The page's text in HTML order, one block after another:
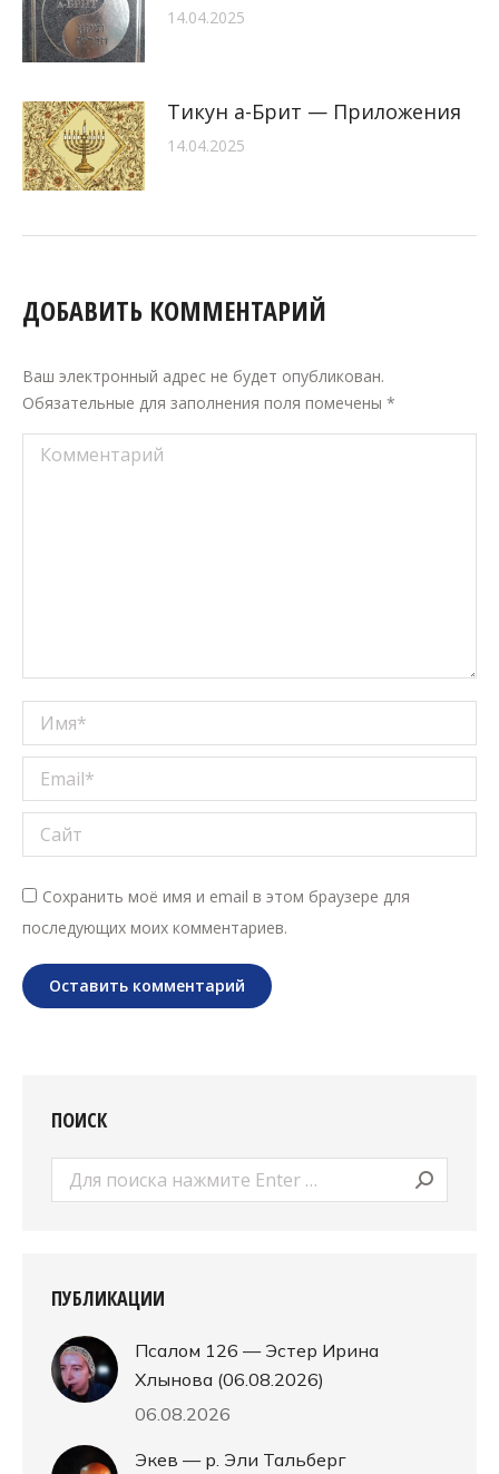
14.04.2025
Тикун а-Брит — Приложения
14.04.2025
ДОБАВИТЬ КОММЕНТАРИЙ
Ваш электронный адрес не будет опубликован.
Обязательные для заполнения поля помечены *
Комментарий
Имя *
Email *
Сайт
Сохранить моё имя и email в этом браузере для
последующих моих комментариев.
Оставить комментарий
ПОИСК
Поиск:
ПУБЛИКАЦИИ
Псалом 126 — Эстер Ирина
Хлынова (06.08.2026)
06.08.2026
Экев — р. Эли Тальберг